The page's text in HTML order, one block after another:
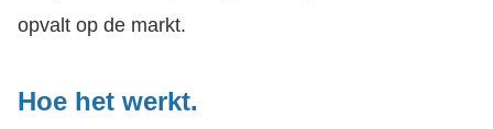
opvalt op de markt.
Hoe het werkt.